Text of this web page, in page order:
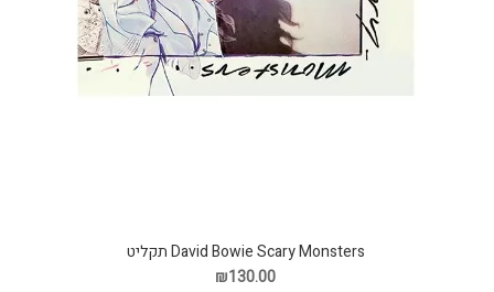
David Bowie Scary Monsters תקליט
₪130.00